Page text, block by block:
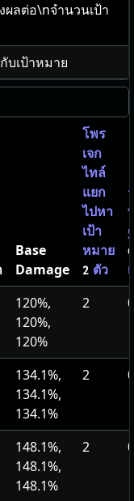
ผลต่อ\nจำนวนเป้า
บเป้าหมาย
Base
Damage
โพร
เจก
ไทล์
แยก
ไปหา
เป้า
หมาย
2 ตัว
120%,
120%,
120%
2
134.1%,
134.1%,
134.1%
2
148.1%,
148.1%,
148.1%
2